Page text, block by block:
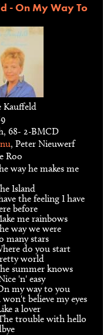
- On My Way To
Kauffeld
68- 2-BMCD
, Peter Nieuwerf
Roo
way he makes me
Island
the feeling I have
before
me rainbows
way we were
many stars
do you start
world
summer knows
'n' easy
my way to you
won't believe my eyes
a lover
trouble with hello